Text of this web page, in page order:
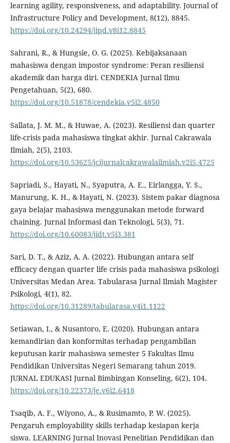
learning agility, responsiveness, and adaptability. Journal of
Infrastructure Policy and Development, 8(12), 8845.
https://doi.org/10.24294/jipd.v8i12.8845
Sahrani, R., & Hungsie, O. G. (2025). Kebijaksanaan
mahasiswa dengan impostor syndrome: Peran resiliensi
akademik dan harga diri. CENDEKIA Jurnal Ilmu
Pengetahuan, 5(2), 680.
https://doi.org/10.51878/cendekia.v5i2.4850
Sallata, J. M. M., & Huwae, A. (2023). Resiliensi dan quarter
life-crisis pada mahasiswa tingkat akhir. Jurnal Cakrawala
Ilmiah, 2(5), 2103.
https://doi.org/10.53625/jcijurnalcakrawalailmiah.v2i5.4725
Sapriadi, S., Hayati, N., Syaputra, A. E., Eirlangga, Y. S.,
Manurung, K. H., & Hayati, N. (2023). Sistem pakar diagnosa
gaya belajar mahasiswa menggunakan metode forward
chaining. Jurnal Informasi dan Teknologi, 5(3), 71.
https://doi.org/10.60083/jidt.v5i3.381
Sari, D. T., & Aziz, A. A. (2022). Hubungan antara self
efficacy dengan quarter life crisis pada mahasiswa psikologi
Universitas Medan Area. Tabularasa Jurnal Ilmiah Magister
Psikologi, 4(1), 82.
https://doi.org/10.31289/tabularasa.v4i1.1122
Setiawan, I., & Nusantoro, E. (2020). Hubungan antara
kemandirian dan konformitas terhadap pengambilan
keputusan karir mahasiswa semester 5 Fakultas Ilmu
Pendidikan Universitas Negeri Semarang tahun 2019.
JURNAL EDUKASI Jurnal Bimbingan Konseling, 6(2), 104.
https://doi.org/10.22373/je.v6i2.6418
Tsaqib, A. F., Wiyono, A., & Rusimamto, P. W. (2025).
Pengaruh employability skills terhadap kesiapan kerja
siswa. LEARNING Jurnal Inovasi Penelitian Pendidikan dan